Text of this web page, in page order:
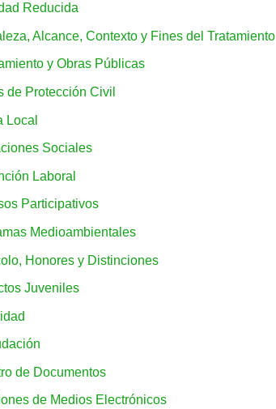
Reducida
Alcance, Contexto y Fines del Tratamiento
y Obras Públicas
de Protección Civil
Local
Sociales
Laboral
Participativos
Medioambientales
Honores y Distinciones
Juveniles
de Documentos
de Medios Electrónicos